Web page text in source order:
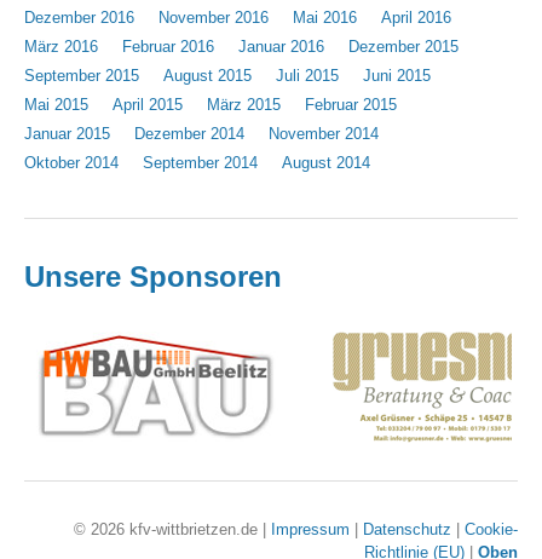
Dezember 2016
November 2016 Mai 2016
April 2016
März 2016
Februar 2016 Januar 2016
Dezember 2015
September 2015
August 2015 Juli 2015
Juni 2015
Mai 2015
April 2015 März 2015
Februar 2015
Januar 2015
Dezember 2014
November 2014
Oktober 2014
September 2014 August 2014
Unsere Sponsoren
© 2026 kfv-wittbrietzen.de Impressum Datenschutz
Cookie-
Richtlinie (EU)
Oben